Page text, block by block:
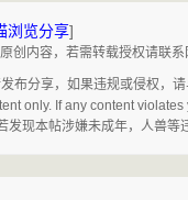
浏览分享]
创内容，若需转载授权请联
布分享，如果违规或侵权，请
only. If any content
发现本帖涉嫌未成年，人兽等